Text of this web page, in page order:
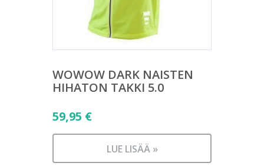
WOWOW DARK NAISTEN
HIHATON TAKKI 5.0
59,95 €
LUE LISÄÄ »